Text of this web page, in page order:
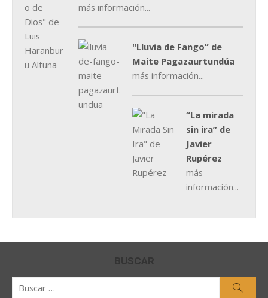
más información...
"Lluvia de Fango” de
Maite Pagazaurtundúa
más información...
“La mirada
sin ira” de
Javier
Rupérez
más
información...
BUSCAR